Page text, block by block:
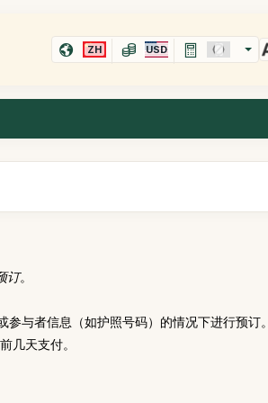
ZH USD
订。
与者信息（如护照号码）的情况下进行预订。
几天支付。